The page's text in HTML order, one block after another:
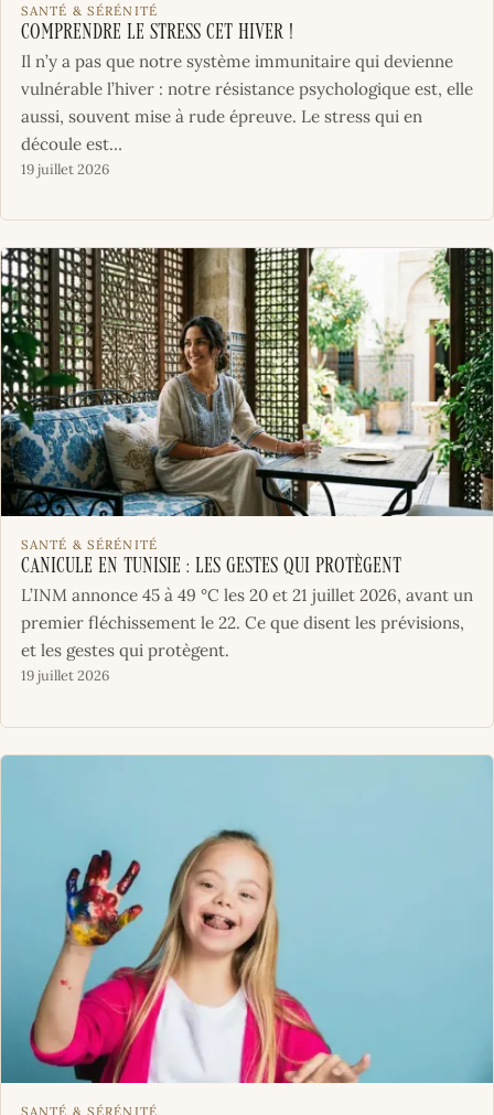
SANTÉ & SÉRÉNITÉ
Comprendre le stress cet hiver !
Il n’y a pas que notre système immunitaire qui devienne
vulnérable l’hiver : notre résistance psychologique est, elle
aussi, souvent mise à rude épreuve. Le stress qui en
découle est…
19 juillet 2026
SANTÉ & SÉRÉNITÉ
Canicule en Tunisie : les gestes qui protègent
L’INM annonce 45 à 49 °C les 20 et 21 juillet 2026, avant un
premier fléchissement le 22. Ce que disent les prévisions,
et les gestes qui protègent.
19 juillet 2026
SANTÉ & SÉRÉNITÉ